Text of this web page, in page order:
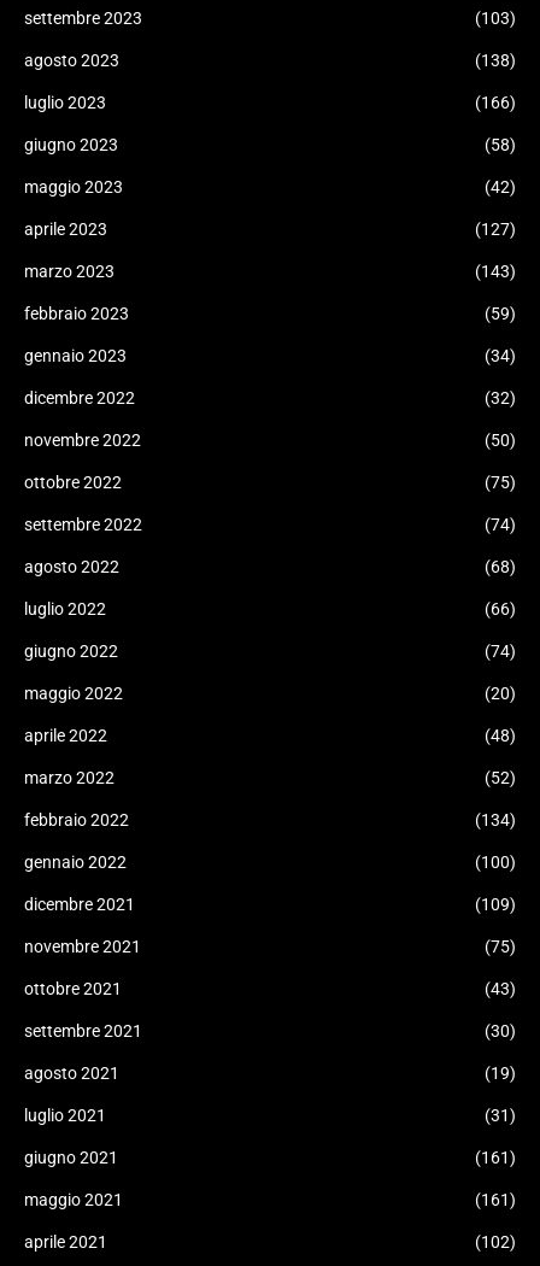
settembre 2023 (103)
agosto 2023 (138)
luglio 2023 (166)
giugno 2023 (58)
maggio 2023 (42)
aprile 2023 (127)
marzo 2023 (143)
febbraio 2023 (59)
gennaio 2023 (34)
dicembre 2022 (32)
novembre 2022 (50)
ottobre 2022 (75)
settembre 2022 (74)
agosto 2022 (68)
luglio 2022 (66)
giugno 2022 (74)
maggio 2022 (20)
aprile 2022 (48)
marzo 2022 (52)
febbraio 2022 (134)
gennaio 2022 (100)
dicembre 2021 (109)
novembre 2021 (75)
ottobre 2021 (43)
settembre 2021 (30)
agosto 2021 (19)
luglio 2021 (31)
giugno 2021 (161)
maggio 2021 (161)
aprile 2021 (102)